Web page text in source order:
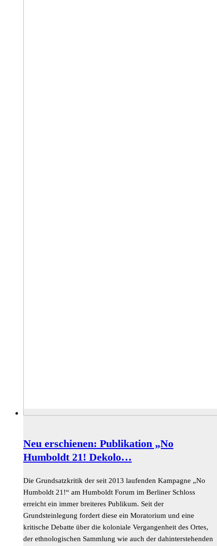
Neu erschienen: Publikation „No
Humboldt 21! Dekolo…
Die Grundsatzkritik der seit 2013 laufenden Kampagne „No
Humboldt 21!“ am Humboldt Forum im Berliner Schloss
erreicht ein immer breiteres Publikum. Seit der
Grundsteinlegung fordert diese ein Moratorium und eine
kritische Debatte über die koloniale Vergangenheit des Ortes,
der ethnologischen Sammlung wie auch der dahinterstehenden